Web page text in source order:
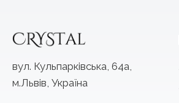
вул. Кульпарківська, 64а,
м.Львів, Україна